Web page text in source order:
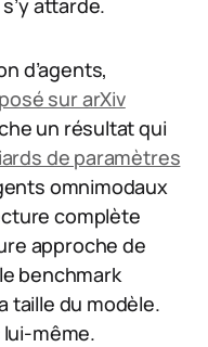
d’agents,
sur arXiv
un résultat qui
de paramètres
omnimodaux
complète
approche de
benchmark
taille du modèle.
lui-même.